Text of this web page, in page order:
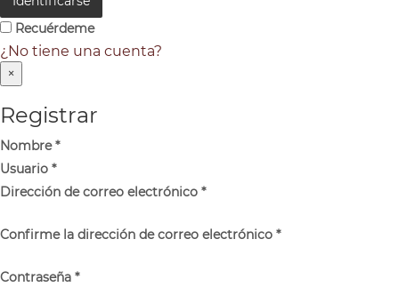
Recuérdeme
¿No tiene una cuenta?
×
Registrar
Nombre*
Usuario *
Dirección de correo electrónico *
Confirme la dirección de correo electrónico *
Contraseña *